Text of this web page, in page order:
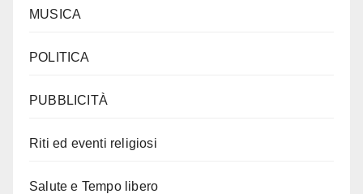
MUSICA
POLITICA
PUBBLICITÀ
Riti ed eventi religiosi
Salute e Tempo libero